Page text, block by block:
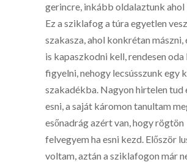
gerincre, inkább oldalaztunk
Ez a sziklafog a túra egyetlen
szakasza, ahol konkrétan mászni,
is kapaszkodni kell, rendesen oda
figyelni, nehogy lecsússzunk egy
szakadékba. Nagyon hirtelen tud
esni, a saját káromon tanultam
esőnadrág azért van, hogy rögtön
felvegyem ha esni kezd. Először
voltam, aztán a sziklafogon már